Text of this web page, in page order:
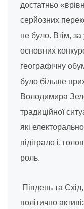
достатньо
серйозних
не було. Втім,
основних
географічну
було більше
Володимира
традиційної
які
відіграло і,
роль.
Південь та
політично